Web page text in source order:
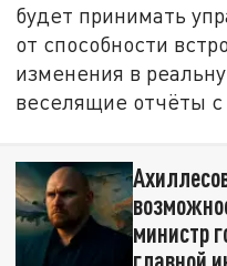
будет принимать
от способности
изменения в
веселящие отчёты
министр